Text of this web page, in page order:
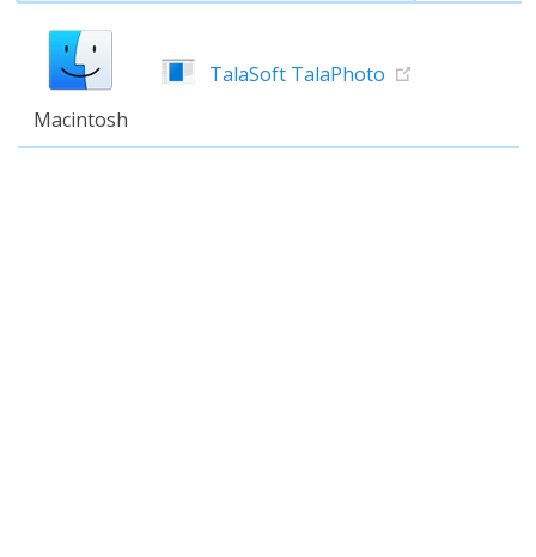
Macintosh
TalaSoft TalaPhoto